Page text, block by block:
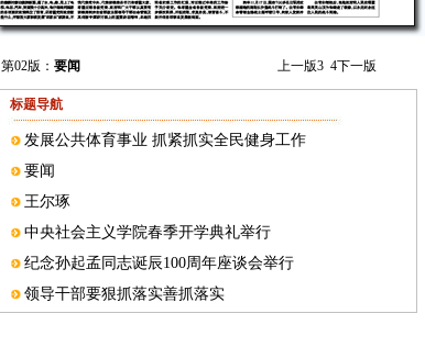
第02版： 要闻 上一版3 4下一版
标题导航
发展公共体育事业 抓紧抓实全民健身工作
要闻
王尔琢
中央社会主义学院春季开学典礼举行
纪念孙起孟同志诞辰100周年座谈会举行
领导干部要狠抓落实善抓落实